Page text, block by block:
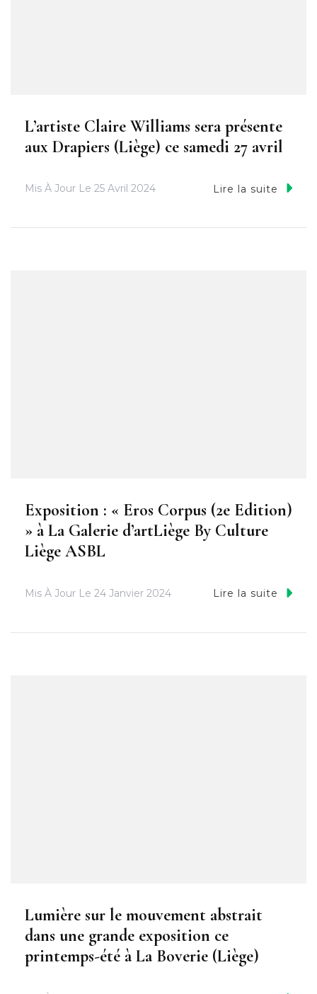
L’artiste Claire Williams sera présente
aux Drapiers (Liège) ce samedi 27 avril
Mis À Jour Le 25 Avril 2024 Lire la suite
Exposition : « Eros Corpus (2e Edition)
» à La Galerie d’artLiège By Culture
Liège ASBL
Mis À Jour Le 24 Janvier 2024 Lire la suite
Lumière sur le mouvement abstrait
dans une grande exposition ce
printemps-été à La Boverie (Liège)